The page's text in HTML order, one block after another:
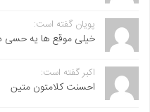
پویان گفته است:
خیلی موقع ها یه حسی
اکبر گفته است:
احسنت ‌کلامتون متین